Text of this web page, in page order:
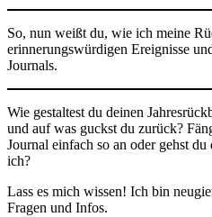
So, nun weißt du, wie ich meine
erinnerungswürdigen Ereignisse
Journals.
Wie gestaltest du deinen
und auf was guckst du zurück?
Journal einfach so an oder gehst
ich?
Lass es mich wissen! Ich bin
Fragen und Infos.